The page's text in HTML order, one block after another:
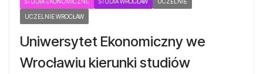
UCZELNIE WROCŁAW
Uniwersytet Ekonomiczny we
Wrocławiu kierunki studiów